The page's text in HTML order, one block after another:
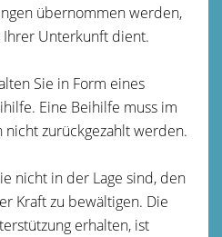
übernommen werden,
Unterkunft dient.
Sie in Form eines
Eine Beihilfe muss im
nicht zurückgezahlt werden.
nicht in der Lage sind, den
Kraft zu bewältigen. Die
erhalten, ist